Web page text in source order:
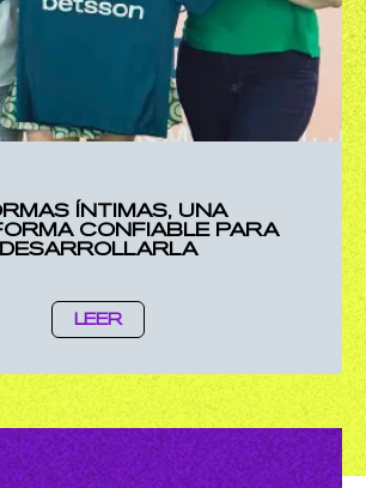
ÍNTIMAS, UNA
CONFIABLE PARA
DESARROLLARLA
LEER